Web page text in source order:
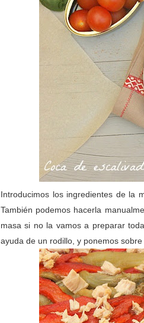
Introducimos los ingredientes de la
También podemos hacerla
masa si no la vamos a preparar
ayuda de un rodillo, y ponemos